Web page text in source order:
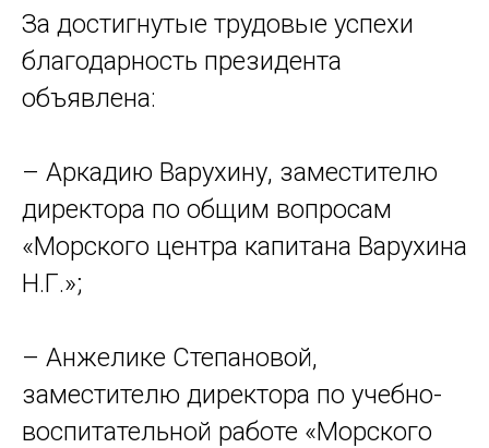
За достигнутые трудовые успехи
благодарность президента
объявлена:
– Аркадию Варухину, заместителю
директора по общим вопросам
«Морского центра капитана Варухина
Н.Г.»;
– Анжелике Степановой,
заместителю директора по учебно-
воспитательной работе «Морского